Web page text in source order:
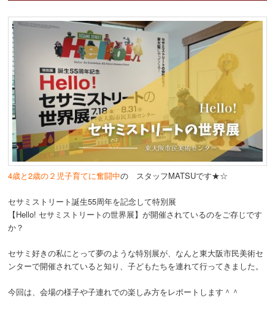
4歳と2歳の２児子育てに奮闘中の スタッフMATSUです★☆
セサミストリート誕生55周年を記念して特別展
【Hello! セサミストリートの世界展】が開催されているのをご存じです
か？
セサミ好きの私にとって夢のような特別展が、なんと東大阪市民美術セ
ンターで開催されていると知り、子どもたちを連れて行ってきました。
今回は、会場の様子や子連れでの楽しみ方をレポートします＾＾